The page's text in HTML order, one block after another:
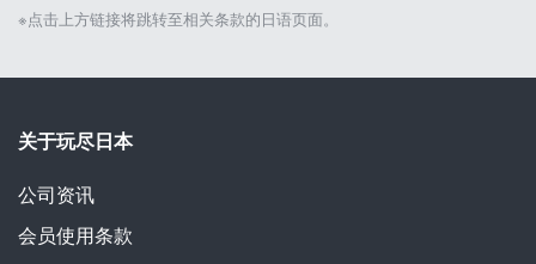
※点击上方链接将跳转至相关条款的日语页面。
关于玩尽日本
公司资讯
会员使用条款